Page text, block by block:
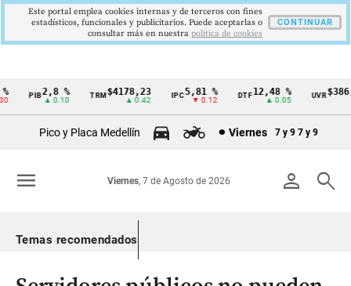
Cintillo
Colombia
PIB2,8 %
▲ 0.10
TRM$4178,23
▲ 0.42
5,81 %
▼ 0.12
DTF12,48 %
▲ 0.05
UVR
Pico y Placa Medellín Viernes 7 y 9 7 y 9
person search
Viernes, 7 de Agosto de 2026
menu
Temas recomendados
Este portal emplea cookies internas y de terceros con fines
estadísticos, funcionales y publicitarios. Puede aceptarlas o
consultar más en nuestra politica de cookies
CONTINUAR